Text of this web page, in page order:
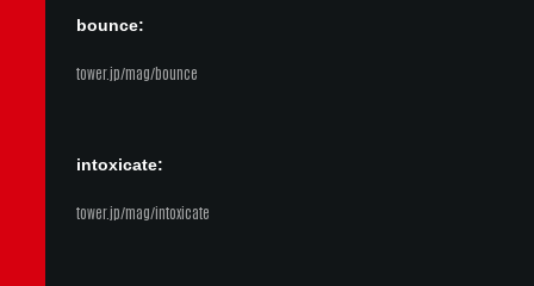
bounce:
tower.jp/mag/bounce
intoxicate:
tower.jp/mag/intoxicate